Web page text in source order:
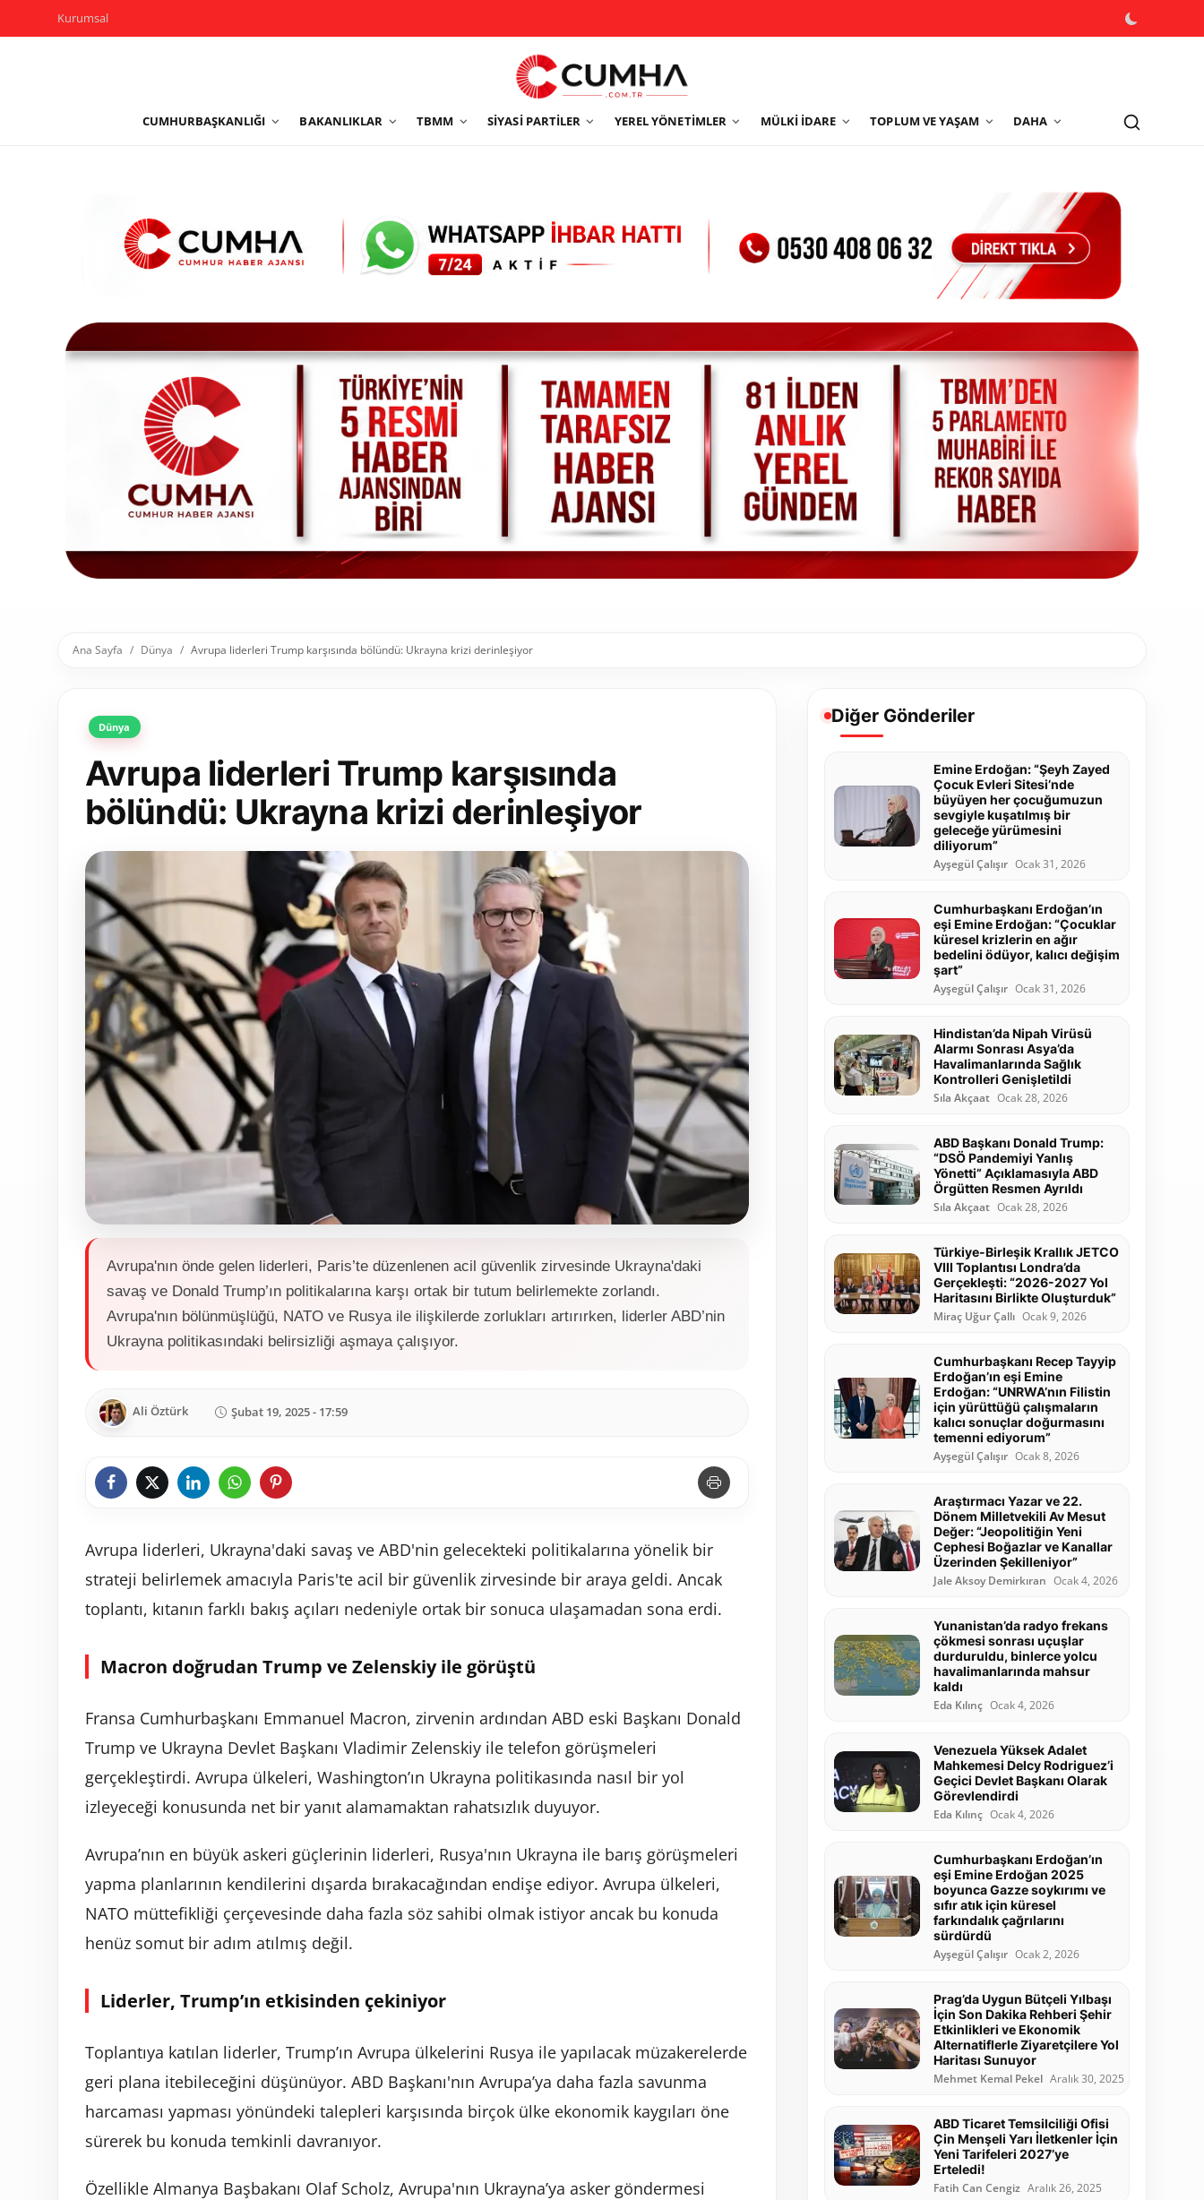
Kurumsal
CUMHURBAŞKANLIĞI BAKANLIKLAR TBMM SIYASI PARTILER YEREL YÖNETIMLER MÜLKI İDARE TOPLUM VE YAŞAM DAHA
Yerel Yönetimler
Sivil Toplum Kuruluşları
Kamu Kurumları ve Üst Kurullar
Resmi Reklamlar
Ana Sayfa Dünya Avrupa liderleri Trump karşısında bölündü: Ukrayna krizi derinleşiyor
Dünya
Avrupa liderleri Trump karşısında
bölündü: Ukrayna krizi derinleşiyor
Avrupa'nın önde gelen liderleri, Paris’te düzenlenen acil güvenlik zirvesinde Ukrayna'daki
savaş ve Donald Trump’ın politikalarına karşı ortak bir tutum belirlemekte zorlandı.
Avrupa'nın bölünmüşlüğü, NATO ve Rusya ile ilişkilerde zorlukları artırırken, liderler ABD’nin
Ukrayna politikasındaki belirsizliği aşmaya çalışıyor.
Ali Öztürk Şubat 19, 2025 - 17:59
Avrupa liderleri, Ukrayna'daki savaş ve ABD'nin gelecekteki politikalarına yönelik bir
strateji belirlemek amacıyla Paris'te acil bir güvenlik zirvesinde bir araya geldi. Ancak
toplantı, kıtanın farklı bakış açıları nedeniyle ortak bir sonuca ulaşamadan sona erdi.
Macron doğrudan Trump ve Zelenskiy ile görüştü
Fransa Cumhurbaşkanı Emmanuel Macron, zirvenin ardından ABD eski Başkanı Donald
Trump ve Ukrayna Devlet Başkanı Vladimir Zelenskiy ile telefon görüşmeleri
gerçekleştirdi. Avrupa ülkeleri, Washington’ın Ukrayna politikasında nasıl bir yol
izleyeceği konusunda net bir yanıt alamamaktan rahatsızlık duyuyor.
Avrupa’nın en büyük askeri güçlerinin liderleri, Rusya'nın Ukrayna ile barış görüşmeleri
yapma planlarının kendilerini dışarda bırakacağından endişe ediyor. Avrupa ülkeleri,
NATO müttefikliği çerçevesinde daha fazla söz sahibi olmak istiyor ancak bu konuda
henüz somut bir adım atılmış değil.
Liderler, Trump’ın etkisinden çekiniyor
Toplantıya katılan liderler, Trump’ın Avrupa ülkelerini Rusya ile yapılacak müzakerelerde
geri plana itebileceğini düşünüyor. ABD Başkanı'nın Avrupa’ya daha fazla savunma
harcaması yapması yönündeki talepleri karşısında birçok ülke ekonomik kaygıları öne
sürerek bu konuda temkinli davranıyor.
Özellikle Almanya Başbakanı Olaf Scholz, Avrupa'nın Ukrayna’ya asker göndermesi
Diğer Gönderiler
Emine Erdoğan: “Şeyh Zayed
Çocuk Evleri Sitesi’nde
büyüyen her çocuğumuzun
sevgiyle kuşatılmış bir
geleceğe yürümesini
diliyorum”
Ayşegül Çalışır Ocak 31, 2026
Cumhurbaşkanı Erdoğan’ın
eşi Emine Erdoğan: “Çocuklar
küresel krizlerin en ağır
bedelini ödüyor, kalıcı değişim
şart”
Ayşegül Çalışır Ocak 31, 2026
Hindistan’da Nipah Virüsü
Alarmı Sonrası Asya’da
Havalimanlarında Sağlık
Kontrolleri Genişletildi
Sıla Akçaat Ocak 28, 2026
ABD Başkanı Donald Trump:
“DSÖ Pandemiyi Yanlış
Yönetti” Açıklamasıyla ABD
Örgütten Resmen Ayrıldı
Sıla Akçaat Ocak 28, 2026
Türkiye-Birleşik Krallık JETCO
VIII Toplantısı Londra’da
Gerçekleşti: “2026-2027 Yol
Haritasını Birlikte Oluşturduk”
Miraç Uğur Çallı Ocak 9, 2026
Cumhurbaşkanı Recep Tayyip
Erdoğan’ın eşi Emine
Erdoğan: “UNRWA’nın Filistin
için yürüttüğü çalışmaların
kalıcı sonuçlar doğurmasını
temenni ediyorum”
Ayşegül Çalışır Ocak 8, 2026
Araştırmacı Yazar ve 22.
Dönem Milletvekili Av Mesut
Değer: “Jeopolitiğin Yeni
Cephesi Boğazlar ve Kanallar
Üzerinden Şekilleniyor”
Jale Aksoy Demirkıran Ocak 4, 2026
Yunanistan’da radyo frekans
çökmesi sonrası uçuşlar
durduruldu, binlerce yolcu
havalimanlarında mahsur
kaldı
Eda Kılınç Ocak 4, 2026
Venezuela Yüksek Adalet
Mahkemesi Delcy Rodriguez’i
Geçici Devlet Başkanı Olarak
Görevlendirdi
Eda Kılınç Ocak 4, 2026
Cumhurbaşkanı Erdoğan’ın
eşi Emine Erdoğan 2025
boyunca Gazze soykırımı ve
sıfır atık için küresel
farkındalık çağrılarını
sürdürdü
Ayşegül Çalışır Ocak 2, 2026
Prag’da Uygun Bütçeli Yılbaşı
İçin Son Dakika Rehberi Şehir
Etkinlikleri ve Ekonomik
Alternatiflerle Ziyaretçilere Yol
Haritası Sunuyor
Mehmet Kemal Pekel Aralık 30, 2025
ABD Ticaret Temsilciliği Ofisi
Çin Menşeli Yarı İletkenler İçin
Yeni Tarifeleri 2027’ye
Erteledi!
Fatih Can Cengiz Aralık 26, 2025